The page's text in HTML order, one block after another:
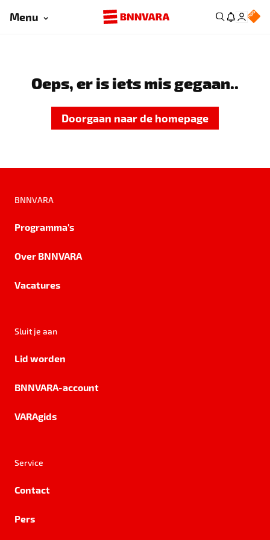
Menu
Oeps, er is iets mis gegaan..
Doorgaan naar de homepage
BNNVARA
Programma's
Over BNNVARA
Vacatures
Sluit je aan
Lid worden
BNNVARA-account
VARAgids
Service
Contact
Pers